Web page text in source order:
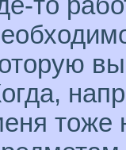
то
тоже